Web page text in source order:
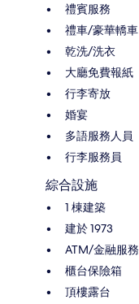
禮賓服務
禮車/豪華轎車
乾洗/洗衣
大廳免費報紙
行李寄放
婚宴
多語服務人員
行李服務員
綜合設施
1 棟建築
建於 1973
ATM/金融服務
櫃台保險箱
頂樓露台